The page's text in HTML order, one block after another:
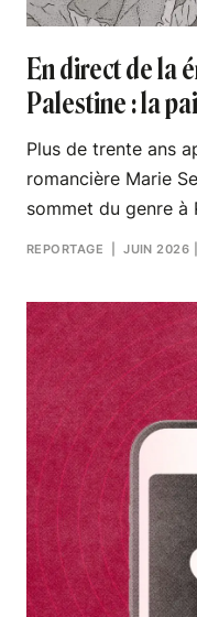
En direct de la
Palestine : la
Plus de trente ans
romancière Marie
sommet du genre à
REPORTAGE | JUIN 2026